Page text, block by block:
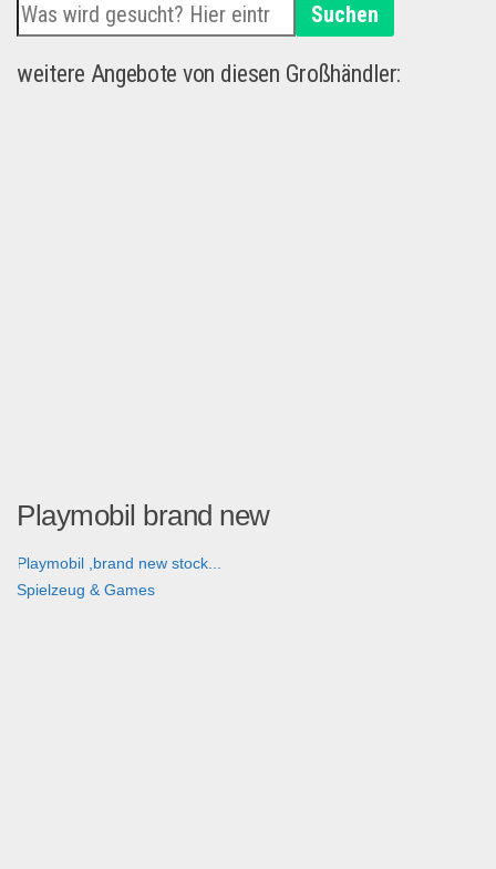
Suchen
weitere Angebote von diesen Großhändler:
Playmobil brand new
Playmobil ,brand new stock...
Spielzeug & Games